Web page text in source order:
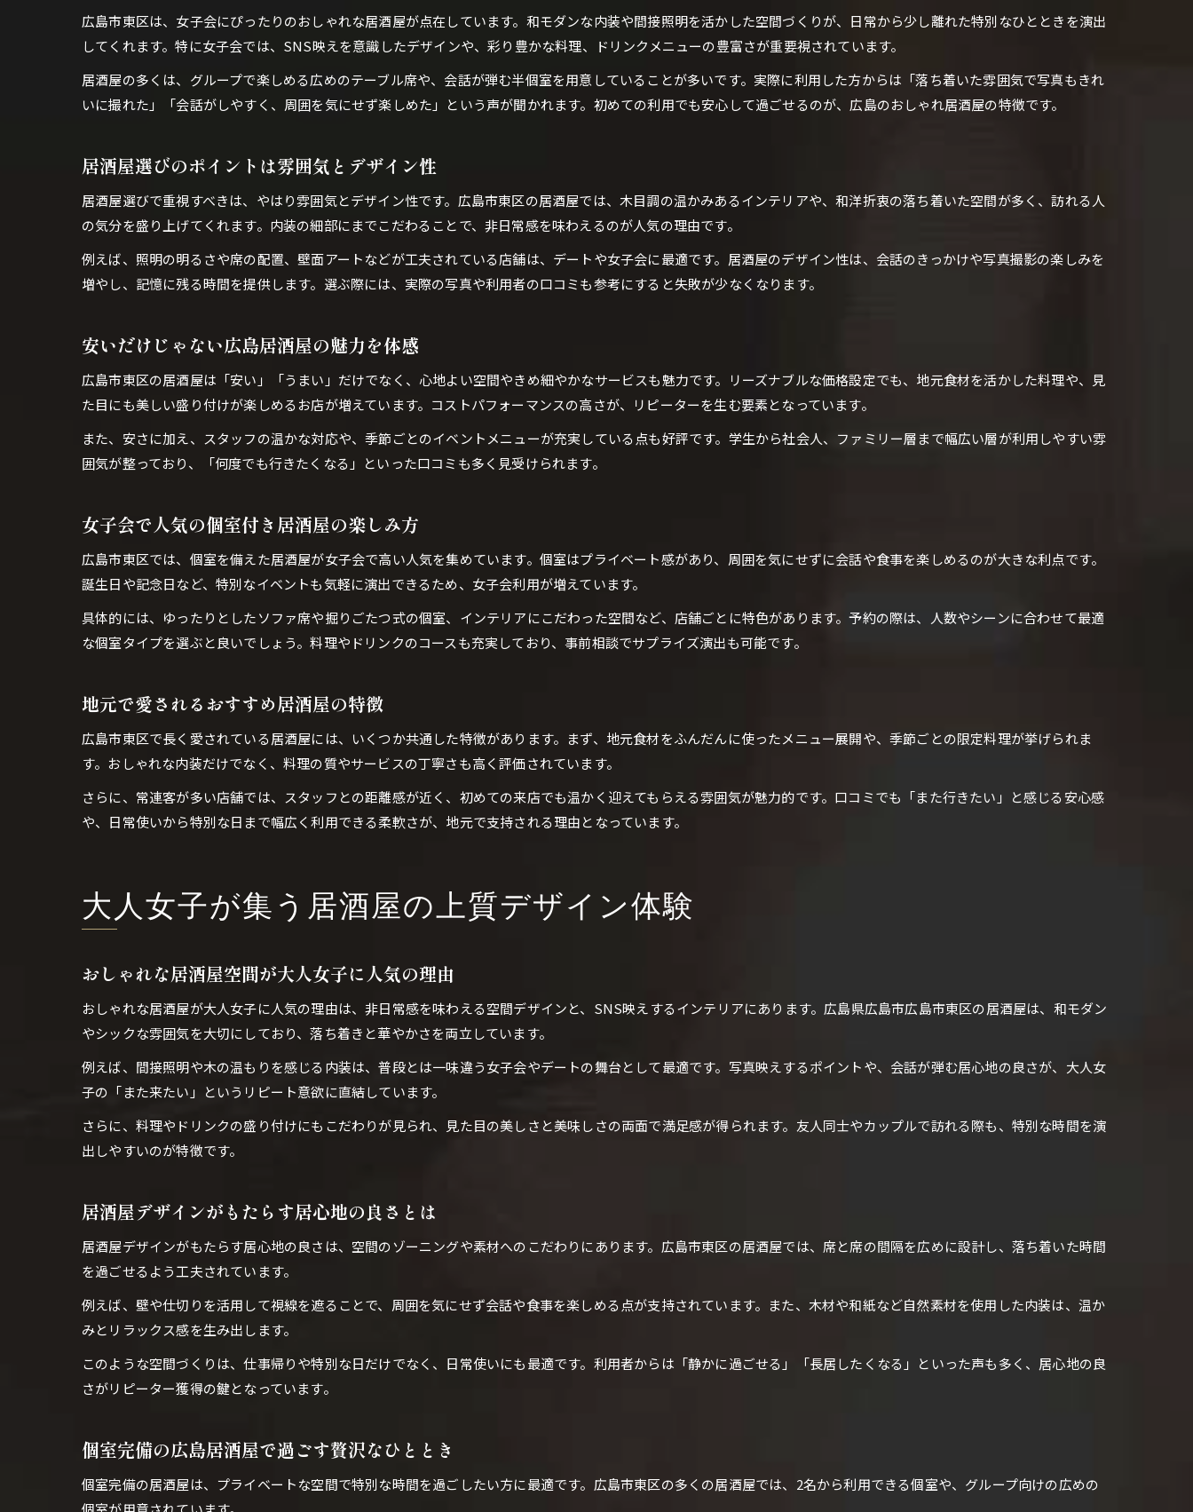
地元おすすめの居酒屋で味わう大人の夜
デートに最適なおしゃれ居酒屋の選び方
カップルに人気の個室居酒屋が充実
高級感漂う居酒屋空間で大切な夜を演出
和モダンな雰囲気が広がる居酒屋の魅力とは
広島おしゃれ居酒屋で味わう和モダン空間
和モダンデザインの居酒屋が人気の理由
地元おすすめ和モダン居酒屋のこだわり
個室で楽しむプライベートな広島グルメ時間
広島居酒屋の個室がもたらす特別感とは
個室完備の居酒屋でゆったり女子会を満喫
SNS映えするデザイン居酒屋で心に残る夜を
デザイン性が光る広島居酒屋が話題
写真映えするインテリアの居酒屋特集
広島市東区は、女子会にぴったりのおしゃれな居酒屋が点在しています。和モダンな内装や間接照明を活かした空間づくりが、日常から少し離れた特別なひとときを演出
してくれます。特に女子会では、SNS映えを意識したデザインや、彩り豊かな料理、ドリンクメニューの豊富さが重要視されています。
居酒屋の多くは、グループで楽しめる広めのテーブル席や、会話が弾む半個室を用意していることが多いです。実際に利用した方からは「落ち着いた雰囲気で写真もきれ
いに撮れた」「会話がしやすく、周囲を気にせず楽しめた」という声が聞かれます。初めての利用でも安心して過ごせるのが、広島のおしゃれ居酒屋の特徴です。
居酒屋選びのポイントは雰囲気とデザイン性
居酒屋選びで重視すべきは、やはり雰囲気とデザイン性です。広島市東区の居酒屋では、木目調の温かみあるインテリアや、和洋折衷の落ち着いた空間が多く、訪れる人
の気分を盛り上げてくれます。内装の細部にまでこだわることで、非日常感を味わえるのが人気の理由です。
例えば、照明の明るさや席の配置、壁面アートなどが工夫されている店舗は、デートや女子会に最適です。居酒屋のデザイン性は、会話のきっかけや写真撮影の楽しみを
増やし、記憶に残る時間を提供します。選ぶ際には、実際の写真や利用者の口コミも参考にすると失敗が少なくなります。
安いだけじゃない広島居酒屋の魅力を体感
広島市東区の居酒屋は「安い」「うまい」だけでなく、心地よい空間やきめ細やかなサービスも魅力です。リーズナブルな価格設定でも、地元食材を活かした料理や、見
た目にも美しい盛り付けが楽しめるお店が増えています。コストパフォーマンスの高さが、リピーターを生む要素となっています。
また、安さに加え、スタッフの温かな対応や、季節ごとのイベントメニューが充実している点も好評です。学生から社会人、ファミリー層まで幅広い層が利用しやすい雰
囲気が整っており、「何度でも行きたくなる」といった口コミも多く見受けられます。
女子会で人気の個室付き居酒屋の楽しみ方
広島市東区では、個室を備えた居酒屋が女子会で高い人気を集めています。個室はプライベート感があり、周囲を気にせずに会話や食事を楽しめるのが大きな利点です。
誕生日や記念日など、特別なイベントも気軽に演出できるため、女子会利用が増えています。
具体的には、ゆったりとしたソファ席や掘りごたつ式の個室、インテリアにこだわった空間など、店舗ごとに特色があります。予約の際は、人数やシーンに合わせて最適
な個室タイプを選ぶと良いでしょう。料理やドリンクのコースも充実しており、事前相談でサプライズ演出も可能です。
地元で愛されるおすすめ居酒屋の特徴
広島市東区で長く愛されている居酒屋には、いくつか共通した特徴があります。まず、地元食材をふんだんに使ったメニュー展開や、季節ごとの限定料理が挙げられま
す。おしゃれな内装だけでなく、料理の質やサービスの丁寧さも高く評価されています。
さらに、常連客が多い店舗では、スタッフとの距離感が近く、初めての来店でも温かく迎えてもらえる雰囲気が魅力的です。口コミでも「また行きたい」と感じる安心感
や、日常使いから特別な日まで幅広く利用できる柔軟さが、地元で支持される理由となっています。
大人女子が集う居酒屋の上質デザイン体験
おしゃれな居酒屋空間が大人女子に人気の理由
おしゃれな居酒屋が大人女子に人気の理由は、非日常感を味わえる空間デザインと、SNS映えするインテリアにあります。広島県広島市広島市東区の居酒屋は、和モダン
やシックな雰囲気を大切にしており、落ち着きと華やかさを両立しています。
例えば、間接照明や木の温もりを感じる内装は、普段とは一味違う女子会やデートの舞台として最適です。写真映えするポイントや、会話が弾む居心地の良さが、大人女
子の「また来たい」というリピート意欲に直結しています。
さらに、料理やドリンクの盛り付けにもこだわりが見られ、見た目の美しさと美味しさの両面で満足感が得られます。友人同士やカップルで訪れる際も、特別な時間を演
出しやすいのが特徴です。
居酒屋デザインがもたらす居心地の良さとは
居酒屋デザインがもたらす居心地の良さは、空間のゾーニングや素材へのこだわりにあります。広島市東区の居酒屋では、席と席の間隔を広めに設計し、落ち着いた時間
を過ごせるよう工夫されています。
例えば、壁や仕切りを活用して視線を遮ることで、周囲を気にせず会話や食事を楽しめる点が支持されています。また、木材や和紙など自然素材を使用した内装は、温か
みとリラックス感を生み出します。
このような空間づくりは、仕事帰りや特別な日だけでなく、日常使いにも最適です。利用者からは「静かに過ごせる」「長居したくなる」といった声も多く、居心地の良
さがリピーター獲得の鍵となっています。
個室完備の広島居酒屋で過ごす贅沢なひととき
個室完備の居酒屋は、プライベートな空間で特別な時間を過ごしたい方に最適です。広島市東区の多くの居酒屋では、2名から利用できる個室や、グループ向けの広めの
ご予約はこちら
ご予約はこちら